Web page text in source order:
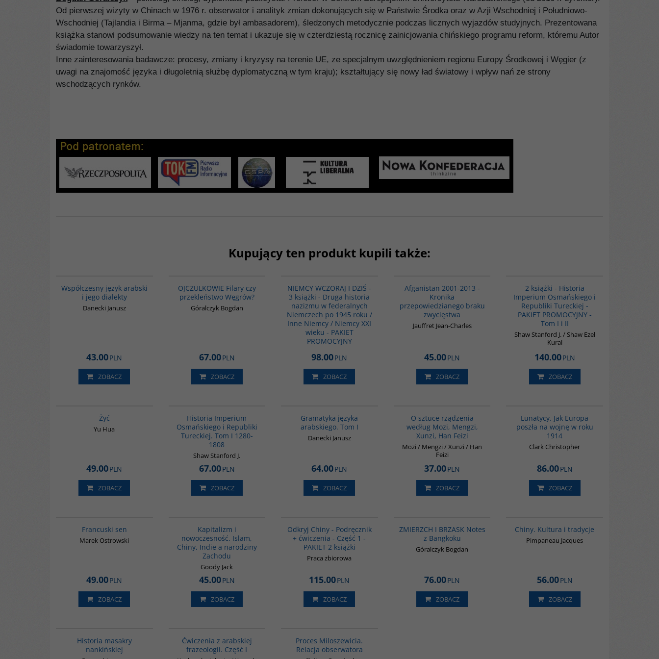
Od pierwszej wizyty w Chinach w 1976 r. obserwator i analityk zmian dokonujących się w Państwie Środka oraz w Azji Wschodniej i Południowo-
Wschodniej (Tajlandia i Birma – Mjanma, gdzie był ambasadorem), śledzonych metodycznie podczas licznych wyjazdów studyjnych. Prezentowana
książka stanowi podsumowanie wiedzy na ten temat i ukazuje się w czterdziestą rocznicę zainicjowania chińskiego programu reform, któremu Autor
świadomie towarzyszył.
Inne zainteresowania badawcze: procesy, zmiany i kryzysy na terenie UE, ze specjalnym uwzględnieniem regionu Europy Środkowej i Węgier (z
uwagi na znajomość języka i długoletnią służbę dyplomatyczną w tym kraju); kształtujący się nowy ład światowy i wpływ nań ze strony
wschodzących rynków.
Kupujący ten produkt kupili także:
Współczesny język arabski
i jego dialekty
Danecki Janusz
43.00PLN
ZOBACZ
OJCZULKOWIE Filary czy
przekleństwo Węgrów?
Góralczyk Bogdan
67.00PLN
ZOBACZ
NIEMCY WCZORAJ I DZIŚ -
3 książki - Druga historia
nazizmu w federalnych
Niemczech po 1945 roku /
Inne Niemcy / Niemcy XXI
wieku - PAKIET
PROMOCYJNY
98.00PLN
ZOBACZ
Afganistan 2001-2013 -
Kronika
przepowiedzianego braku
zwycięstwa
Jauffret Jean-Charles
45.00PLN
ZOBACZ
2 książki - Historia
Imperium Osmańskiego i
Republiki Tureckiej -
PAKIET PROMOCYJNY -
Tom I i II
Shaw Stanford J. / Shaw Ezel
Kural
140.00PLN
ZOBACZ
Żyć
Yu Hua
49.00PLN
ZOBACZ
Historia Imperium
Osmańskiego i Republiki
Tureckiej. Tom I 1280-
1808
Shaw Stanford J.
67.00PLN
ZOBACZ
Gramatyka języka
arabskiego. Tom I
Danecki Janusz
64.00PLN
ZOBACZ
O sztuce rządzenia
według Mozi, Mengzi,
Xunzi, Han Feizi
Mozi / Mengzi / Xunzi / Han
Feizi
37.00PLN
ZOBACZ
Lunatycy. Jak Europa
poszła na wojnę w roku
1914
Clark Christopher
86.00PLN
ZOBACZ
Francuski sen
Marek Ostrowski
49.00PLN
ZOBACZ
Kapitalizm i
nowoczesność. Islam,
Chiny, Indie a narodziny
Zachodu
Goody Jack
45.00PLN
ZOBACZ
Odkryj Chiny - Podręcznik
+ ćwiczenia - Część 1 -
PAKIET 2 książki
Praca zbiorowa
115.00PLN
ZOBACZ
ZMIERZCH I BRZASK Notes
z Bangkoku
Góralczyk Bogdan
76.00PLN
ZOBACZ
Chiny. Kultura i tradycje
Pimpaneau Jacques
56.00PLN
ZOBACZ
Historia masakry
nankińskiej
Ćwiczenia z arabskiej
frazeologii. Część I
Proces Miloszewicia.
Relacja obserwatora